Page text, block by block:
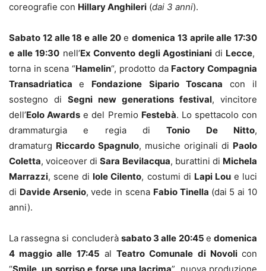
coreografie con Hillary Anghileri (dai 3 anni).
Sabato 12 alle 18 e alle 20e domenica 13 aprile alle 17:30
e alle 19:30 nell’Ex Convento degli Agostiniani di Lecce,
torna in scena “Hamelin“, prodotto da Factory Compagnia
Transadriaticae Fondazione Sipario Toscana con il
sostegno di Segni new generations festival, vincitore
dell’Eolo Awards e del Premio Festebà. Lo spettacolo con
drammaturgia e regia diTonio De Nitto,
dramaturg Riccardo Spagnulo, musiche originali di Paolo
Coletta, voiceover diSara Bevilacqua, burattini di Michela
Marrazzi, scene di Iole Cilento, costumi di Lapi Loue luci
di Davide Arsenio, vede in scena Fabio Tinella (dai 5 ai 10
anni).
La rassegna si concluderà sabato 3 alle 20:45 edomenica
4 maggio alle 17:45 alTeatro Comunale di Novolicon